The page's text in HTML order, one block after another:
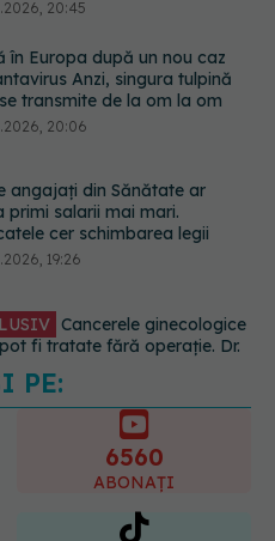
primi salarii mai mari.
cer schimbarea legii
19:26
fi tratate fără operație. Dr.
(SANADOR): Chirurgia
doar punctual, pentru
categorii de paciente
Brahiterapie vs
externă în cancerul
Dr. Sorin Bogdan
explică diferența și
acționează tratamentul
PE:
ABONAȚI
1401
URMĂRITORI